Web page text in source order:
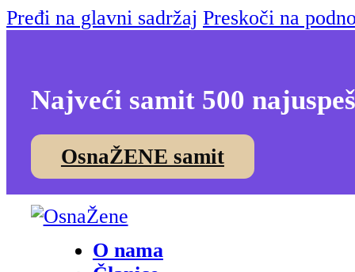
Pređi na glavni sadržaj Preskoči na
Najveći samit 500
OsnaŽENE samit
O nama